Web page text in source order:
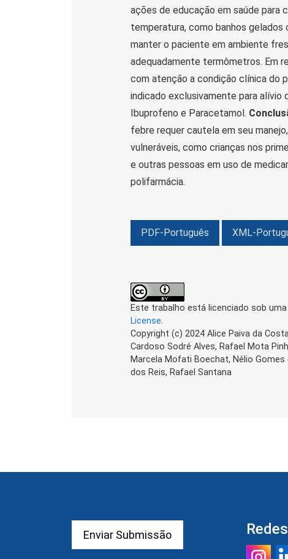
ações de educação em saúde para
temperatura, como banhos
manter o paciente em ambiente
adequadamente termômetros. Em
com atenção a condição clínica do
indicado exclusivamente para alívio
Ibuprofeno e Paracetamol.
febre requer cautela em seu
vulneráveis, como crianças nos
e outras pessoas em uso de
polifarmácia.
PDF-Português XML-
Este trabalho está licenciado sob
License.
Copyright (c) 2024 Alice Paiva da
Cardoso Sodré Alves, Rafael Mota
Marcela Mofati Boechat, Nélio
dos Reis, Rafael Santana
Enviar Submissão